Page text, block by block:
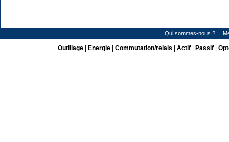
Qui sommes-nous ? |
Outillage| Energie| Commutation/relais Actif| Passif|